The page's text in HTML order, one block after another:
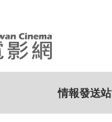
情報發送站